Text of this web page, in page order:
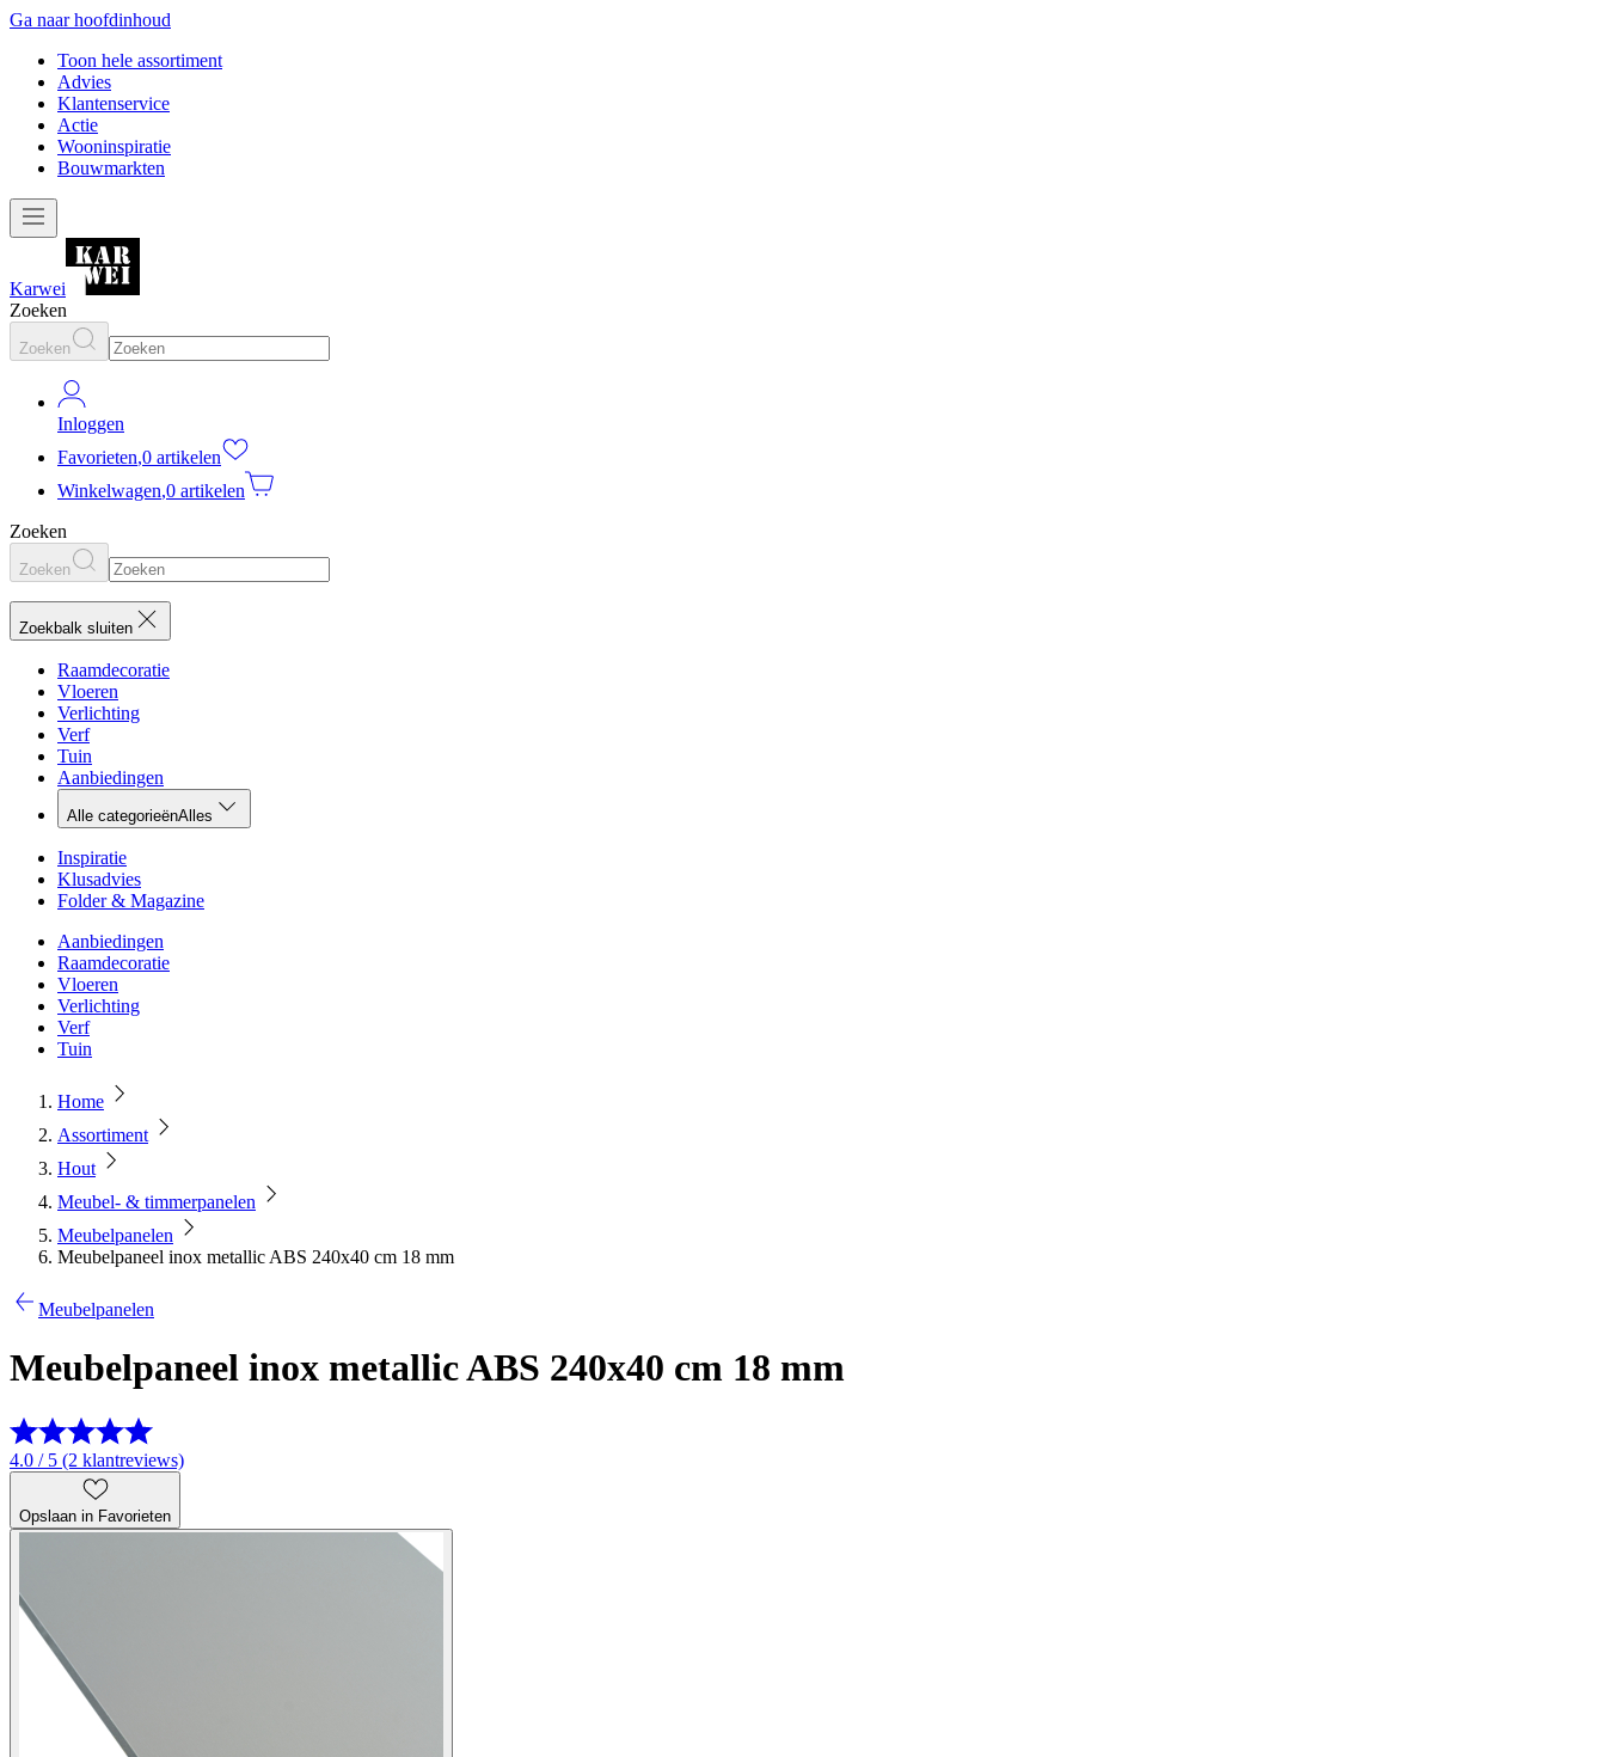
Ga naar hoofdinhoud
Toon hele assortiment
Advies
Klantenservice
Actie
Wooninspiratie
Bouwmarkten
Karwei
Zoeken
Zoeken
Inloggen
Favorieten,0 artikelen
Winkelwagen,0 artikelen
Zoeken
Zoeken
Zoekbalk sluiten
Raamdecoratie
Vloeren
Verlichting
Verf
Tuin
Aanbiedingen
Alle categorieënAlles
Inspiratie
Klusadvies
Folder & Magazine
Aanbiedingen
Raamdecoratie
Vloeren
Verlichting
Verf
Tuin
Home
Assortiment
Hout
Meubel- & timmerpanelen
Meubelpanelen
Meubelpaneel inox metallic ABS 240x40 cm 18 mm
Meubelpanelen
Meubelpaneel inox metallic ABS 240x40 cm 18 mm
4.0 / 5 (2 klantreviews)
Opslaan in Favorieten